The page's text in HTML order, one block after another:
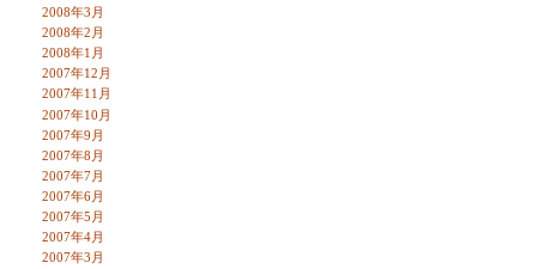
2008年3月
2008年2月
2008年1月
2007年12月
2007年11月
2007年10月
2007年9月
2007年8月
2007年7月
2007年6月
2007年5月
2007年4月
2007年3月